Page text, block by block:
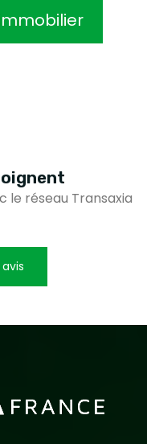
le réseau Transaxia